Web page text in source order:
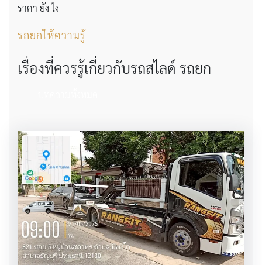
ราคา ยัง ไง
รถยกให้ความรู้
เรื่องที่ควรรู้เกี่ยวกับรถสไลด์ รถยก